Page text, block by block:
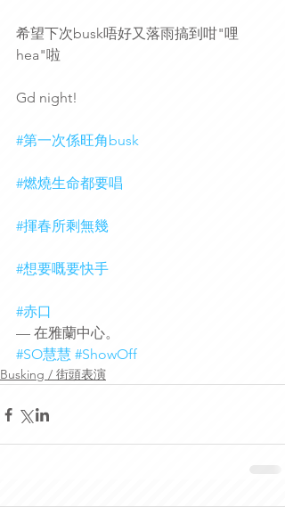
希望下次busk唔好又落雨搞到咁"哩
hea"啦
Gd night!
#第一次係旺角busk
#燃燒生命都要唱
#揮春所剩無幾
#想要嘅要快手
#赤口
— 在雅蘭中心。
#SO慧慧 #ShowOff
Busking / 街頭表演